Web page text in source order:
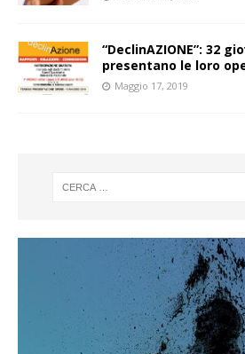
“DeclinAZIONE”: 32
presentano le loro
Maggio 17, 2019